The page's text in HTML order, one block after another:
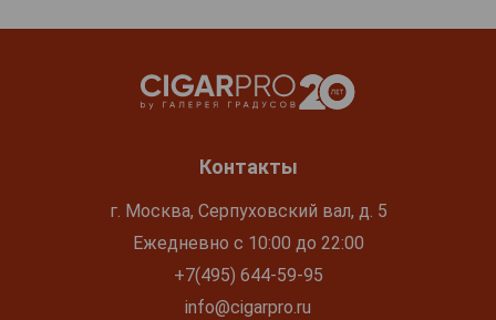
Контакты
г. Москва, Серпуховский вал, д. 5
Ежедневно с 10:00 до 22:00
+7(495) 644-59-95
info@cigarpro.ru